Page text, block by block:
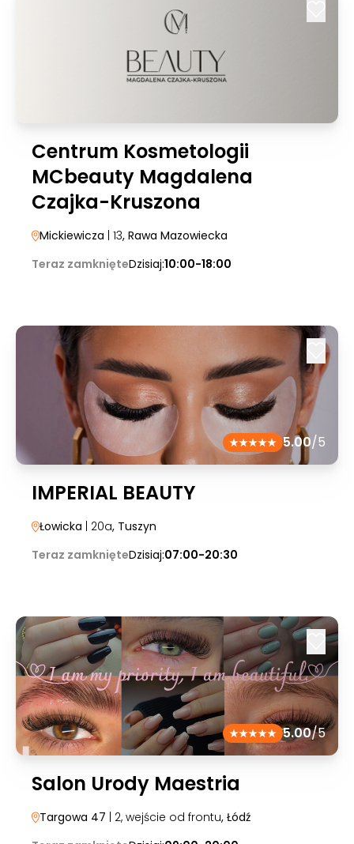
Centrum Kosmetologii
MCbeauty Magdalena
Czajka-Kruszona
Mickiewicza | 13, Rawa Mazowiecka
Teraz zamknięteDzisiaj:10:00-18:00
5.00/5
IMPERIAL BEAUTY
Łowicka | 20a, Tuszyn
Teraz zamknięteDzisiaj:07:00-20:30
5.00/5
Salon Urody Maestria
Targowa 47 | 2, wejście od frontu, Łódź